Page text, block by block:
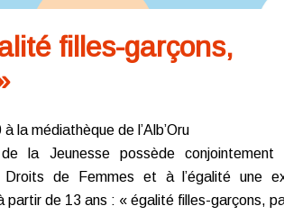
filles-garçons,
la médiathèque de l’Alb’Oru
la Jeunesse possède
Droits de Femmes et à l’égalité une
partir de 13 ans : « égalité filles-garçons,